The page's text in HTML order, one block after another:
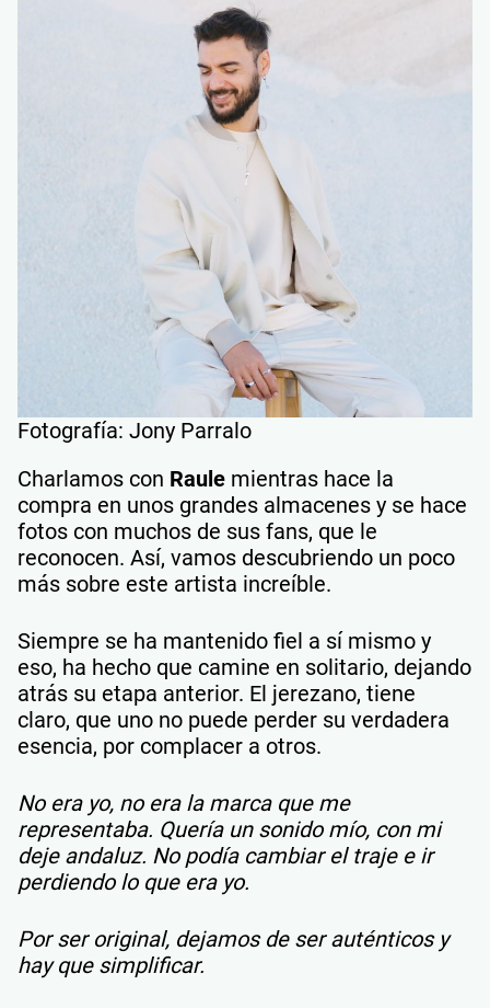
Fotografía: Jony Parralo
Charlamos con Raule mientras hace la
compra en unos grandes almacenes y se hace
fotos con muchos de sus fans, que le
reconocen. Así, vamos descubriendo un poco
más sobre este artista increíble.
Siempre se ha mantenido fiel a sí mismo y
eso, ha hecho que camine en solitario, dejando
atrás su etapa anterior. El jerezano, tiene
claro, que uno no puede perder su verdadera
esencia, por complacer a otros.
No era yo, no era la marca que me
representaba. Quería un sonido mío, con mi
deje andaluz. No podía cambiar el traje e ir
perdiendo lo que era yo.
Por ser original, dejamos de ser auténticos y
hay que simplificar.